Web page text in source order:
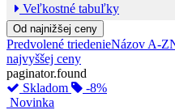
Veľkostné tabuľky
Od najnižšej ceny
Predvolené triedenieNázov A-Z
najvyššej ceny
paginator.found
Skladom
-8%
Novinka